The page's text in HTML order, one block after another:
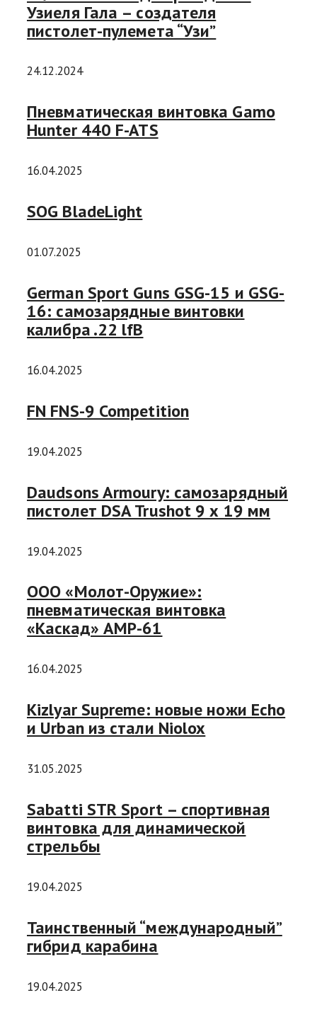
Узиеля Гала – создателя
пистолет-пулемета “Узи”
24.12.2024
Пневматическая винтовка Gamo
Hunter 440 F-ATS
16.04.2025
SOG BladeLight
01.07.2025
German Sport Guns GSG-15 и GSG-
16: самозарядные винтовки
калибра .22 lfB
16.04.2025
FN FNS-9 Competition
19.04.2025
Daudsons Armoury: самозарядный
пистолет DSA Trushot 9 х 19 мм
19.04.2025
ООО «Молот-Оружие»:
пневматическая винтовка
«Каскад» AMP-61
16.04.2025
Kizlyar Supreme: новые ножи Echo
и Urban из стали Niolox
31.05.2025
Sabatti STR Sport – спортивная
винтовка для динамической
стрельбы
19.04.2025
Таинственный “международный”
гибрид карабина
19.04.2025